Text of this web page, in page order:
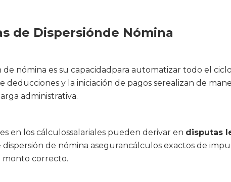
de Dispersiónde Nómina
nómina es su capacidadpara automatizar todo el
y la iniciación de pagos serealizan de
administrativa.
en los cálculossalariales pueden derivar en disputas
de nómina asegurancálculos exactos de
monto correcto.